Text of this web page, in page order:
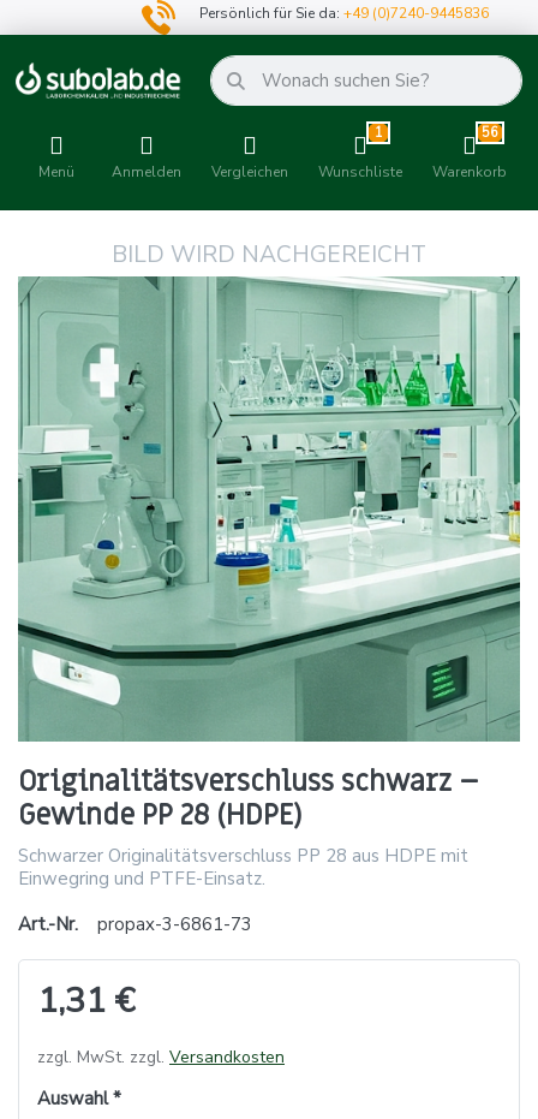
Persönlich für Sie da:+49 (0)7240-9445836
Menü Anmelden Vergleichen
1
Wunschliste
56
Warenkorb
Originalitätsverschluss schwarz –
Gewinde PP 28 (HDPE)
Schwarzer Originalitätsverschluss PP 28 aus HDPE mit
Einwegring und PTFE-Einsatz.
Art.-Nr.
propax-3-6861-73
1,31 €
zzgl. MwSt. zzgl. Versandkosten
Auswahl